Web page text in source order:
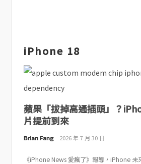
iPhone 18
蘋果「拔掉高通插頭」？
片提前到來
Brian Fang 2026 年 7 月 30 日
《iPhone News 愛瘋了》報導，iPhone